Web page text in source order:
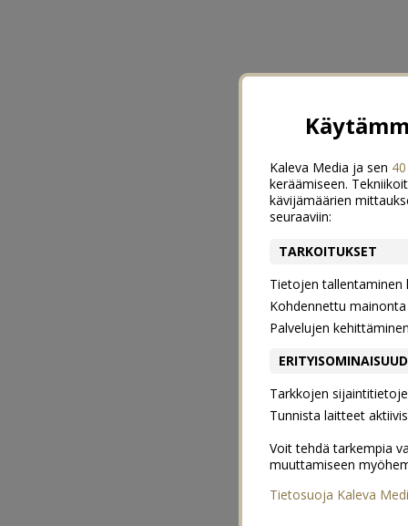
Kaleva Media ja sen
keräämiseen.
kävijämäärien
seuraaviin:
TARKOITUKSET
Tietojen
Kohdennettu
Palvelujen
Tarkkojen
Tunnista laitteet
Voit tehdä tarkempia
muuttamiseen
Tietosuoja Kaleva